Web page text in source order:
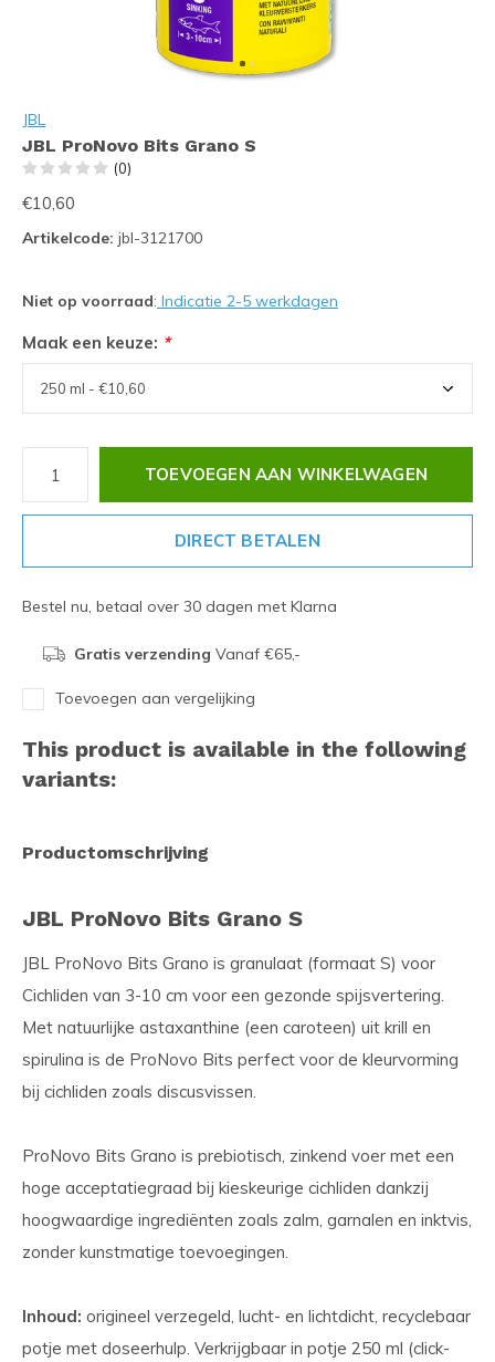
JBL
JBL ProNovo Bits Grano S
(0)
€10,60
Artikelcode: jbl-3121700
Niet op voorraad: Indicatie 2-5 werkdagen
Maak een keuze: *
TOEVOEGEN AAN WINKELWAGEN
DIRECT BETALEN
Bestel nu, betaal over 30 dagen met Klarna
Gratis verzending Vanaf €65,-
Toevoegen aan vergelijking
This product is available in the following
variants:
Productomschrijving
JBL ProNovo Bits Grano S
JBL ProNovo Bits Grano is granulaat (formaat S) voor
Cichliden van 3-10 cm voor een gezonde spijsvertering.
Met natuurlijke astaxanthine (een caroteen) uit krill en
spirulina is de ProNovo Bits perfect voor de kleurvorming
bij cichliden zoals discusvissen.
ProNovo Bits Grano is prebiotisch, zinkend voer met een
hoge acceptatiegraad bij kieskeurige cichliden dankzij
hoogwaardige ingrediënten zoals zalm, garnalen en inktvis,
zonder kunstmatige toevoegingen.
Inhoud: origineel verzegeld, lucht- en lichtdicht, recyclebaar
potje met doseerhulp. Verkrijgbaar in potje 250 ml (click-